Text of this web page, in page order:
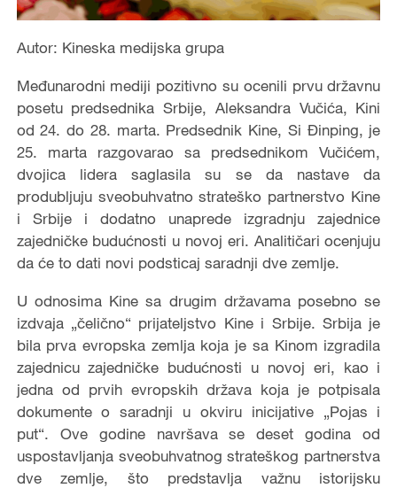
Autor: Kineska medijska grupa
Međunarodni mediji pozitivno su ocenili prvu državnu
posetu predsednika Srbije, Aleksandra Vučića, Kini
od 24. do 28. marta. Predsednik Kine, Si Đinping, je
25. marta razgovarao sa predsednikom Vučićem,
dvojica lidera saglasila su se da nastave da
produbljuju sveobuhvatno strateško partnerstvo Kine
i Srbije i dodatno unaprede izgradnju zajednice
zajedničke budućnosti u novoj eri. Analitičari ocenjuju
da će to dati novi podsticaj saradnji dve zemlje.
U odnosima Kine sa drugim državama posebno se
izdvaja „čelično“ prijateljstvo Kine i Srbije. Srbija je
bila prva evropska zemlja koja je sa Kinom izgradila
zajednicu zajedničke budućnosti u novoj eri, kao i
jedna od prvih evropskih država koja je potpisala
dokumente o saradnji u okviru inicijative „Pojas i
put“. Ove godine navršava se deset godina od
uspostavljanja sveobuhvatnog strateškog partnerstva
dve zemlje, što predstavlja važnu istorijsku